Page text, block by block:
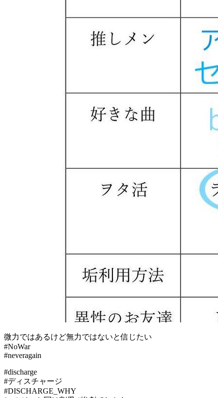
微力ではあるけど無力ではないと信じたい
#NoWar
#neveragain
#discharge
#ディスチャージ
#DISCHARGE_WHY